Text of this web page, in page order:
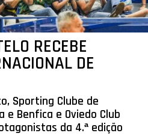
RECEBE
DE
Sporting Clube de
e Benfica e Oviedo Club
da 4.ª edição